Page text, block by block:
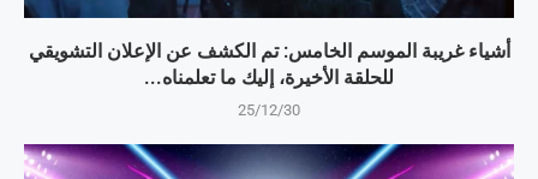
أشياء غريبة الموسم الخامس: تم الكشف عن الإعلان التشويقي
للحلقة الأخيرة، إليك ما تعلمناه...
25/12/30